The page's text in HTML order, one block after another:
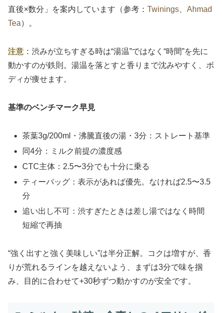
直後×数分」を案内しています（参考： Twinings
Ahmad
Tea）。
注意 ：渋みが立ちすぎる時は“湯温”ではなく“時間”を先に
動かすのが鉄則。湯温を落とすと香りまで沈みやすく、ボ
ディが痩せます。
基準のベンチマーク早見
茶葉3g/200ml・沸騰直後の湯・3分：ストレート基準
同4分：ミルク前提の濃度感
CTC主体：2.5〜3分でも十分に乗る
ティーバッグ：表示があれば優先。なければ2.5〜3.5
分
追い出し不可：渋すぎたときは差し湯ではなく時間
短縮で再抽
“強く出すと強く美味しい”は半分正解。コクは増すが、香
りが荒れるラインを越えないよう、まずは3分で味を掴
み、目的に合わせて+30秒ずつ動かすのが安全です。